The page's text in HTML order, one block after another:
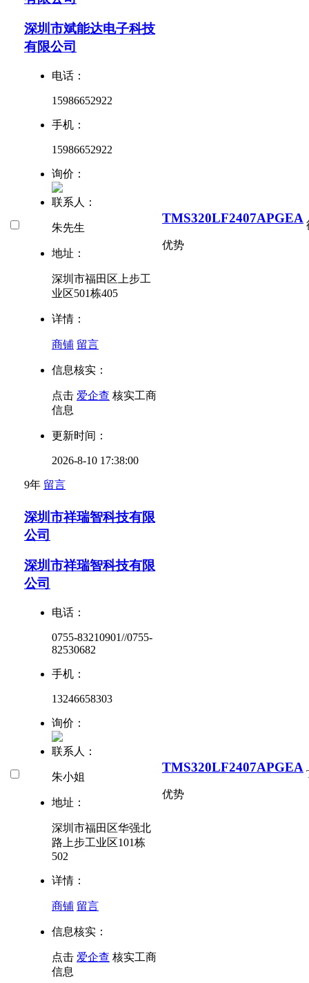
深圳市斌能达电子科技
有限公司
电话：
15986652922
手机：
15986652922
询价：
联系人：
朱先生
地址：
深圳市福田区上步工
业区501栋405
详情：
商铺 留言
信息核实：
点击 爱企查 核实工商
信息
更新时间：
2026-8-10 17:38:00
9年 留言
TMS320LF2407APGEA
优势
深圳市祥瑞智科技有限
公司
深圳市祥瑞智科技有限
公司
电话：
0755-83210901//0755-
82530682
手机：
13246658303
询价：
联系人：
朱小姐
地址：
深圳市福田区华强北
路上步工业区101栋
502
详情：
商铺 留言
信息核实：
点击 爱企查 核实工商
信息
TMS320LF2407APGEA
优势